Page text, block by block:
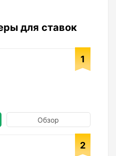
для ставок
1
Обзор
2